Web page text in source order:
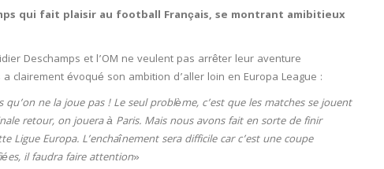
qui fait plaisir au football Français, se montrant amibitieux
Deschamps et l’OM ne veulent pas arrêter leur aventure
clairement évoqué son ambition d’aller loin en Europa League :
qu’on ne la joue pas! Le seul problème, c’est que les matches se jouent
retour, on jouera à Paris. Mais nous avons fait en sorte de finir
Europa. L’enchaînement sera difficile car c’est une coupe
il faudra faire attention»